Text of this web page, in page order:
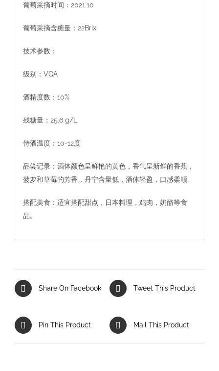
葡萄采摘时间：2021.10
葡萄采摘含糖量：22Brix
技术参数：
级别：VQA
酒精度数：10%
残糖量：25.6 g/L
侍酒温度：10-12度
品尝记录：酒体颜色呈鲜艳的黄色，香气呈新鲜的香蕉，
菠萝和草莓的芳香，丹宁含量低，酒体轻盈，口感柔顺.
搭配美食：适宜搭配甜点，日本料理，鸡肉，奶酪等食
品。
Share On Facebook Tweet This Product
Pin This Product Mail This Product